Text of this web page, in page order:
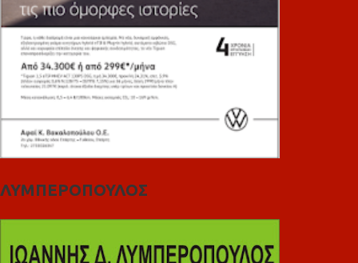
ΛΥΜΠΕΡΟΠΟΥΛΟΣ